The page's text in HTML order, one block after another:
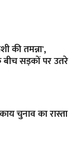
की तमन्ना',
बीच सड़कों पर उतरे
चुनाव का रास्ता